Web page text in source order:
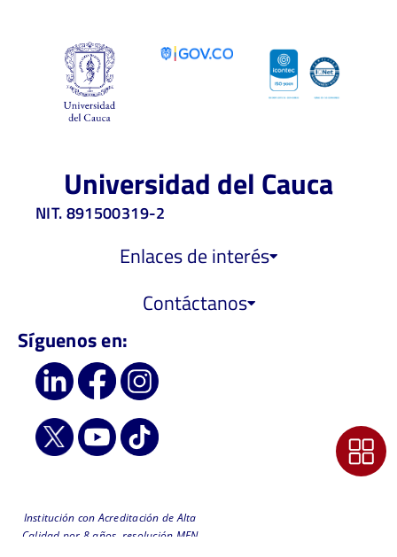
Universidad del Cauca
NIT. 891500319-2
Enlaces de interés
Contáctanos
Síguenos en:
Institución con Acreditación de Alta
Calidad por 8 años, resolución MEN